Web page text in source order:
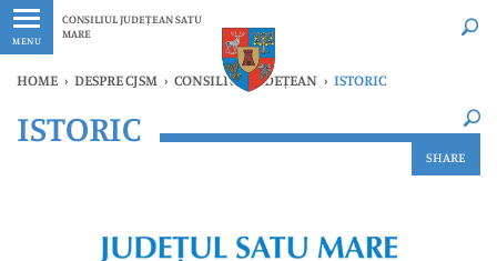
MENU
CONSILIUL JUDEȚEAN SATU
MARE
Ultimele
HOME › DESPRE CJSM › CONSILIUL JUDEȚEAN › ISTORIC
Ultimele ×
ISTORIC
SHARE